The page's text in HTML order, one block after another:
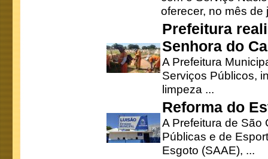
oferecer, no mês de
Prefeitura
Senhora do
A Prefeitura
Serviços Públicos,
limpeza ...
Reforma do
A Prefeitura de São
Públicas e de
Esgoto (SAAE), ...